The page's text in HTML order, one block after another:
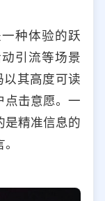
种体验的跃
引流等场景
其高度可读
点击意愿。一
是精准信息的